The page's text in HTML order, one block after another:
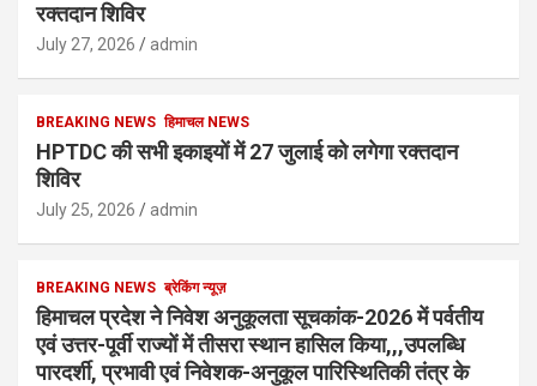
रक्तदान शिविर
July 27, 2026 admin
BREAKING NEWS हिमाचल NEWS
HPTDC की सभी इकाइयों में 27 जुलाई को लगेगा रक्तदान
शिविर
July 25, 2026 admin
BREAKING NEWS ब्रेकिंग न्यूज़
हिमाचल प्रदेश ने निवेश अनुकूलता सूचकांक-2026 में पर्वतीय
एवं उत्तर-पूर्वी राज्यों में तीसरा स्थान हासिल किया,,,उपलब्धि
पारदर्शी, प्रभावी एवं निवेशक-अनुकूल पारिस्थितिकी तंत्र के